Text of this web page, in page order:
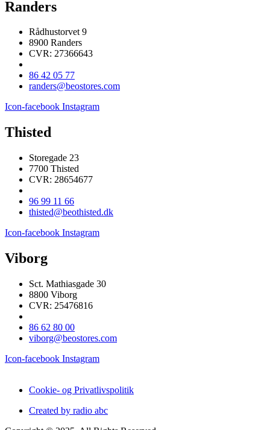
Randers
Rådhustorvet 9
8900 Randers
CVR: 27366643
86 42 05 77
randers@beostores.com
Icon-facebook Instagram
Thisted
Storegade 23
7700 Thisted
CVR: 28654677
96 99 11 66
thisted@beothisted.dk
Icon-facebook Instagram
Viborg
Sct. Mathiasgade 30
8800 Viborg
CVR: 25476816
86 62 80 00
viborg@beostores.com
Icon-facebook Instagram
Cookie- og Privatlivspolitik
Created by radio abc